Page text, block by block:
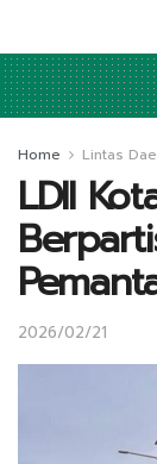
Home Lintas
LDII
2026/02/21